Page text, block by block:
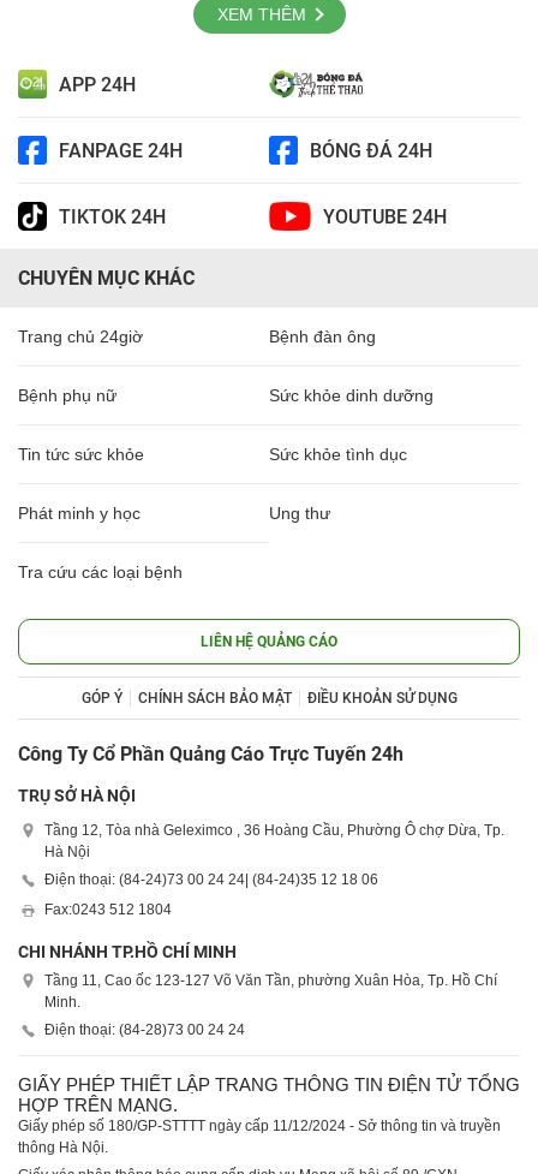
XEM THÊM
APP 24H
FANPAGE 24H BÓNG ĐÁ 24H
TIKTOK 24H YOUTUBE 24H
CHUYÊN MỤC KHÁC
Trang chủ 24giờ Bệnh đàn ông
Bệnh phụ nữ Sức khỏe dinh dưỡng
Tin tức sức khỏe Sức khỏe tình dục
Phát minh y học Ung thư
Tra cứu các loại bệnh
LIÊN HỆ QUẢNG CÁO
GÓP Ý CHÍNH SÁCH BẢO MẬT ĐIỀU KHOẢN SỬ DỤNG
Công Ty Cổ Phần Quảng Cáo Trực Tuyến 24h
TRỤ SỞ HÀ NỘI
Tầng 12, Tòa nhà Geleximco , 36 Hoàng Cầu, Phường Ô chợ Dừa, Tp.
Hà Nội
Điện thoại: (84-24)73 00 24 24 | (84-24)35 12 18 06
Fax:0243 512 1804
CHI NHÁNH TP.HỒ CHÍ MINH
Tầng 11, Cao ốc 123-127 Võ Văn Tần, phường Xuân Hòa, Tp. Hồ Chí
Minh.
Điện thoại: (84-28)73 00 24 24
GIẤY PHÉP THIẾT LẬP TRANG THÔNG TIN ĐIỆN TỬ TỔNG
HỢP TRÊN MẠNG.
Giấy phép số 180/GP-STTTT ngày cấp 11/12/2024 - Sở thông tin và truyền
thông Hà Nội.